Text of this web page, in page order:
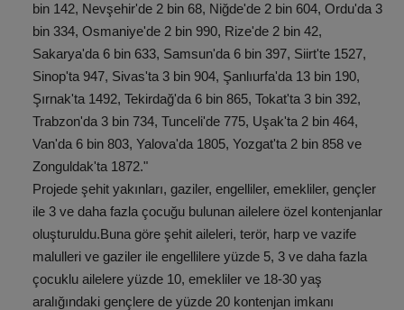
bin 142, Nevşehir'de 2 bin 68, Niğde'de 2 bin 604, Ordu'da 3
bin 334, Osmaniye'de 2 bin 990, Rize'de 2 bin 42,
Sakarya'da 6 bin 633, Samsun'da 6 bin 397, Siirt'te 1527,
Sinop'ta 947, Sivas'ta 3 bin 904, Şanlıurfa'da 13 bin 190,
Şırnak'ta 1492, Tekirdağ'da 6 bin 865, Tokat'ta 3 bin 392,
Trabzon'da 3 bin 734, Tunceli'de 775, Uşak'ta 2 bin 464,
Van'da 6 bin 803, Yalova'da 1805, Yozgat'ta 2 bin 858 ve
Zonguldak'ta 1872."
Projede şehit yakınları, gaziler, engelliler, emekliler, gençler
ile 3 ve daha fazla çocuğu bulunan ailelere özel kontenjanlar
oluşturuldu.Buna göre şehit aileleri, terör, harp ve vazife
malulleri ve gaziler ile engellilere yüzde 5, 3 ve daha fazla
çocuklu ailelere yüzde 10, emekliler ve 18-30 yaş
aralığındaki gençlere de yüzde 20 kontenjan imkanı